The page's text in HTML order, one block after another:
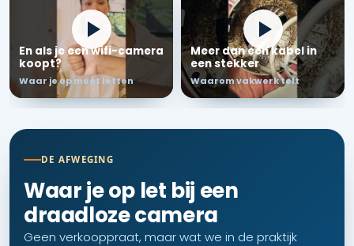
En als je een wifi-camera
koopt?
Waar je op moet letten
Meer dan een kabel in
een stekker
Waarom vakwerk telt
DE AFWEGING
Waar je op let bij een
draadloze camera
Geen verkooppraat, maar wat we in de praktijk